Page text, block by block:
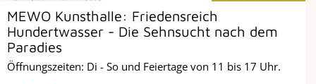
MEWO Kunsthalle: Friedensreich
Hundertwasser - Die Sehnsucht nach dem
Paradies
Öffnungszeiten: Di - So und Feiertage von 11 bis 17 Uhr.